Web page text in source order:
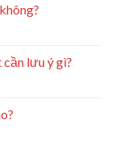
lưu ý gì?